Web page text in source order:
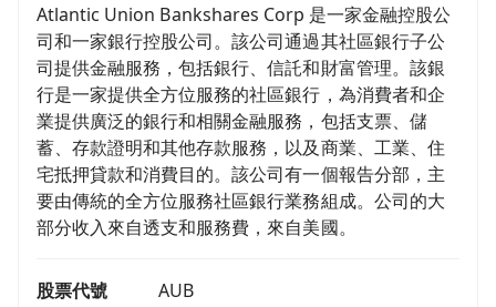
Atlantic Union Bankshares Corp 是一家金融控股公
司和一家銀行控股公司。該公司通過其社區銀行子公
司提供金融服務，包括銀行、信託和財富管理。該銀
行是一家提供全方位服務的社區銀行，為消費者和企
業提供廣泛的銀行和相關金融服務，包括支票、儲
蓄、存款證明和其他存款服務，以及商業、工業、住
宅抵押貸款和消費目的。該公司有一個報告分部，主
要由傳統的全方位服務社區銀行業務組成。公司的大
部分收入來自透支和服務費，來自美國。
股票代號
AUB